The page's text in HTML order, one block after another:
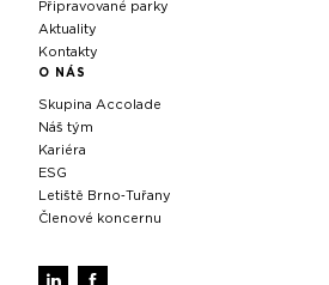
Připravované parky
Aktuality
Kontakty
O NÁS
Skupina Accolade
Náš tým
Kariéra
ESG
Letiště Brno‑Tuřany
Členové koncernu